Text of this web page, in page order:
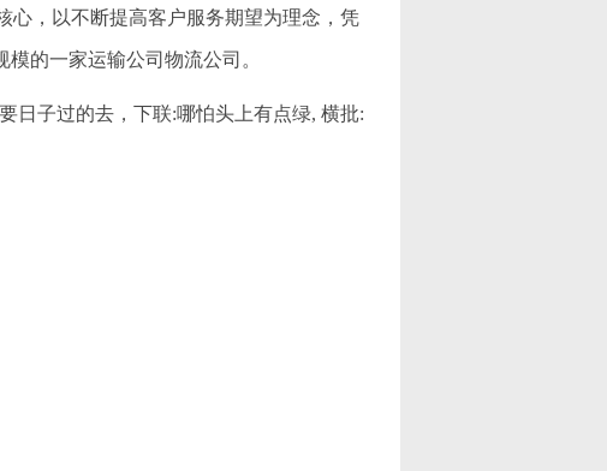
心，以不断提高客户服务期望为理念，凭
的一家运输公司物流公司。
日子过的去，下联:哪怕头上有点绿, 横批: